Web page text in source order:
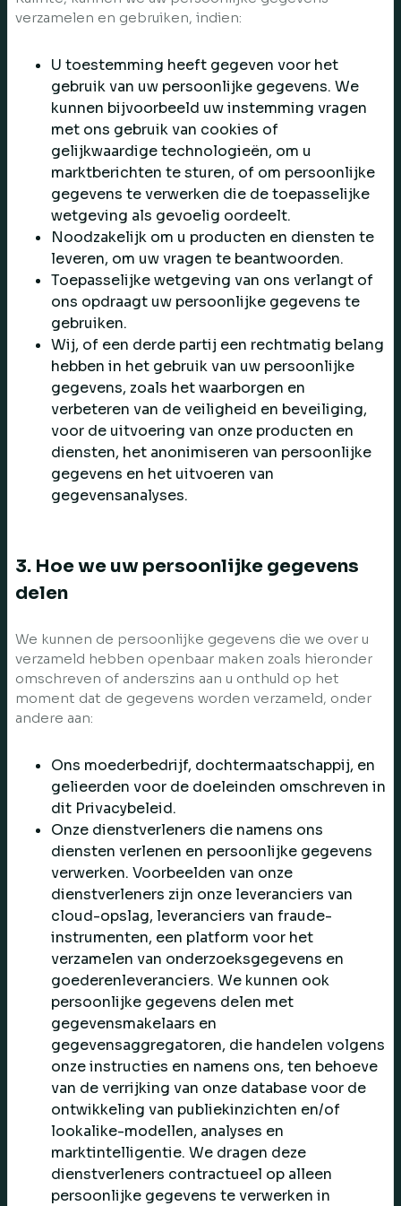
verzamelen en gebruiken, indien:
U toestemming heeft gegeven voor het
gebruik van uw persoonlijke gegevens. We
kunnen bijvoorbeeld uw instemming vragen
met ons gebruik van cookies of
gelijkwaardige technologieën, om u
marktberichten te sturen, of om persoonlijke
gegevens te verwerken die de toepasselijke
wetgeving als gevoelig oordeelt.
Noodzakelijk om u producten en diensten te
leveren, om uw vragen te beantwoorden.
Toepasselijke wetgeving van ons verlangt of
ons opdraagt uw persoonlijke gegevens te
gebruiken.
Wij, of een derde partij een rechtmatig belang
hebben in het gebruik van uw persoonlijke
gegevens, zoals het waarborgen en
verbeteren van de veiligheid en beveiliging,
voor de uitvoering van onze producten en
diensten, het anonimiseren van persoonlijke
gegevens en het uitvoeren van
gegevensanalyses.
3. Hoe we uw persoonlijke gegevens
delen
We kunnen de persoonlijke gegevens die we over u
verzameld hebben openbaar maken zoals hieronder
omschreven of anderszins aan u onthuld op het
moment dat de gegevens worden verzameld, onder
andere aan:
Ons moederbedrijf, dochtermaatschappij, en
gelieerden voor de doeleinden omschreven in
dit Privacybeleid.
Onze dienstverleners die namens ons
diensten verlenen en persoonlijke gegevens
verwerken. Voorbeelden van onze
dienstverleners zijn onze leveranciers van
cloud-opslag, leveranciers van fraude-
instrumenten, een platform voor het
verzamelen van onderzoeksgegevens en
goederenleveranciers. We kunnen ook
persoonlijke gegevens delen met
gegevensmakelaars en
gegevensaggregatoren, die handelen volgens
onze instructies en namens ons, ten behoeve
van de verrijking van onze database voor de
ontwikkeling van publiekinzichten en/of
lookalike-modellen, analyses en
marktintelligentie. We dragen deze
dienstverleners contractueel op alleen
persoonlijke gegevens te verwerken in